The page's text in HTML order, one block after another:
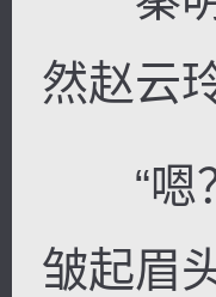
然赵云
“嗯？
皱起眉